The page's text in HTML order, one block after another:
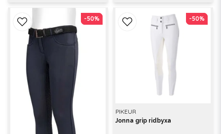
-50%
-50%
PIKEUR
Jonna grip ridbyxa
-50%
-50%